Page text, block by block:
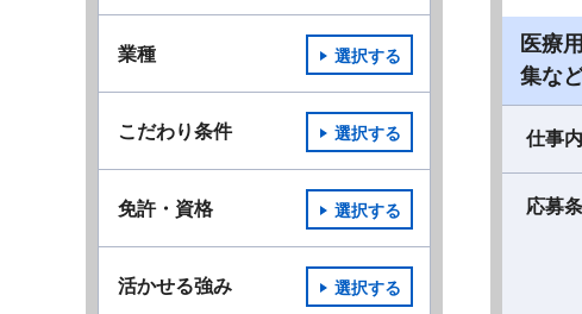
医療
集な
仕事
応募
業種 選択する
こだわり条件 選択する
免許・資格 選択する
活かせる強み 選択する